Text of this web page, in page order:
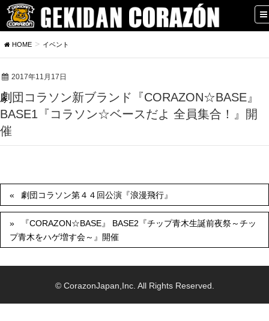
HOME イベント
2017年11月17日
劇団コラソン新ブランド『CORAZON☆BASE』
BASE1『コラソン☆ベースだよ 全員集合！』開
催
劇団コラソン第４４回公演『浪漫飛行』
『CORAZON☆BASE』 BASE2『チップ青木生誕前夜祭～チッ
プ青木をハゲ増す会～』開催
© CorazonJapan,Inc. All Rights Reserved.